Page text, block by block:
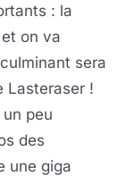
: la
on va
sera
Lasteraser !
peu
des
une giga